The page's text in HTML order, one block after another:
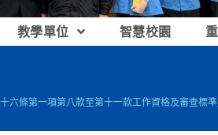
教學單位 智慧校園
條第一項第八款至第十一款工作資格及審查標